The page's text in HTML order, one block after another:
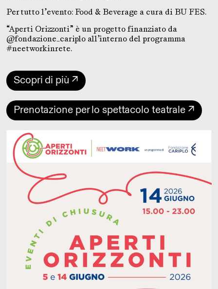
Per tutto l’evento: Food & Beverage a cura di BU FES.
“Aperti Orizzonti” è un progetto finanziato da
@fondazione_cariplo all’interno del programma
#neetworkinrete.
Scopri di più ↗
Prenotazione per lo spettacolo teatrale ↗